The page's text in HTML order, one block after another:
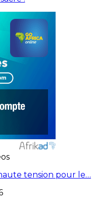
tension pour le…